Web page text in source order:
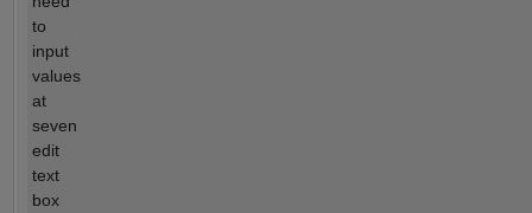
to
input
values
at
seven
edit
text
box